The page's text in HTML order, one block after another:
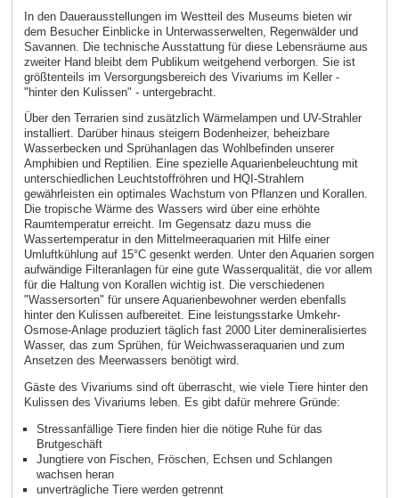
In den Dauerausstellungen im Westteil des Museums bieten wir
dem Besucher Einblicke in Unterwasserwelten, Regenwälder und
Savannen. Die technische Ausstattung für diese Lebensräume aus
zweiter Hand bleibt dem Publikum weitgehend verborgen. Sie ist
größtenteils im Versorgungsbereich des Vivariums im Keller -
"hinter den Kulissen" - untergebracht.
Über den Terrarien sind zusätzlich Wärmelampen und UV-Strahler
installiert. Darüber hinaus steigern Bodenheizer, beheizbare
Wasserbecken und Sprühanlagen das Wohlbefinden unserer
Amphibien und Reptilien. Eine spezielle Aquarienbeleuchtung mit
unterschiedlichen Leuchtstoffröhren und HQI-Strahlern
gewährleisten ein optimales Wachstum von Pflanzen und Korallen.
Die tropische Wärme des Wassers wird über eine erhöhte
Raumtemperatur erreicht. Im Gegensatz dazu muss die
Wassertemperatur in den Mittelmeeraquarien mit Hilfe einer
Umluftkühlung auf 15°C gesenkt werden. Unter den Aquarien sorgen
aufwändige Filteranlagen für eine gute Wasserqualität, die vor allem
für die Haltung von Korallen wichtig ist. Die verschiedenen
"Wassersorten" für unsere Aquarienbewohner werden ebenfalls
hinter den Kulissen aufbereitet. Eine leistungsstarke Umkehr-
Osmose-Anlage produziert täglich fast 2000 Liter demineralisiertes
Wasser, das zum Sprühen, für Weichwasseraquarien und zum
Ansetzen des Meerwassers benötigt wird.
Gäste des Vivariums sind oft überrascht, wie viele Tiere hinter den
Kulissen des Vivariums leben. Es gibt dafür mehrere Gründe:
Stressanfällige Tiere finden hier die nötige Ruhe für das
Brutgeschäft
Jungtiere von Fischen, Fröschen, Echsen und Schlangen
wachsen heran
unverträgliche Tiere werden getrennt